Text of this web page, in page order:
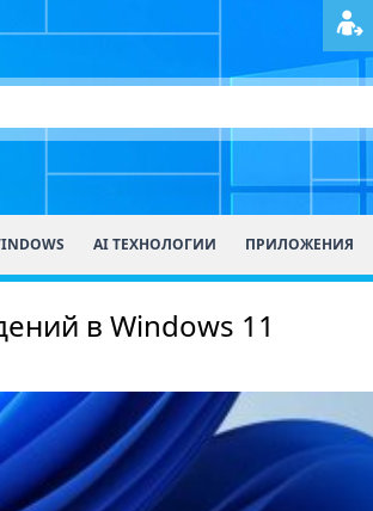
AI ТЕХНОЛОГИИ ПРИЛОЖЕНИЯ
в Windows 11